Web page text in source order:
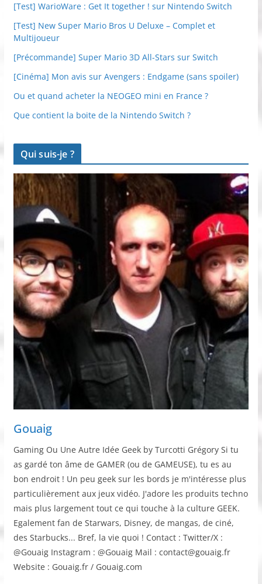
[Test] WarioWare : Get It together ! sur Nintendo Switch
[Test] New Super Mario Bros U Deluxe – Complet et
Multijoueur
[Précommande] Super Mario 3D All-Stars sur Switch
[Cinéma] Mon avis sur Avengers : Endgame (sans spoiler)
Ou et quand acheter la NEOGEO mini en France ?
Que contient la boite de la Nintendo Switch ?
Qui suis-je ?
Gouaig
Gaming Ou Une Autre Idée Geek by Turcotti Grégory Si tu
as gardé ton âme de GAMER (ou de GAMEUSE), tu es au
bon endroit ! Un peu geek sur les bords je m'intéresse plus
particulièrement aux jeux vidéo. J'adore les produits techno
mais plus largement tout ce qui touche à la culture GEEK.
Egalement fan de Starwars, Disney, de mangas, de ciné,
des Starbucks... Bref, la vie quoi ! Contact : Twitter/X :
@Gouaig Instagram : @Gouaig Mail : contact@gouaig.fr
Website : Gouaig.fr / Gouaig.com